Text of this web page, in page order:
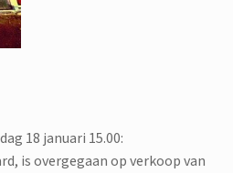
18 januari 15.00:
is overgegaan op verkoop van